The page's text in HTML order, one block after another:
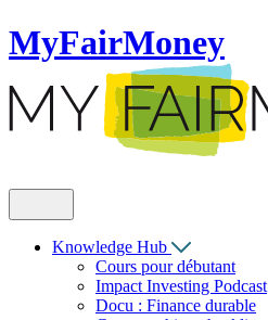
MyFairMoney
Knowledge Hub
Cours pour débutant
Impact Investing Podcast
Docu : Finance durable